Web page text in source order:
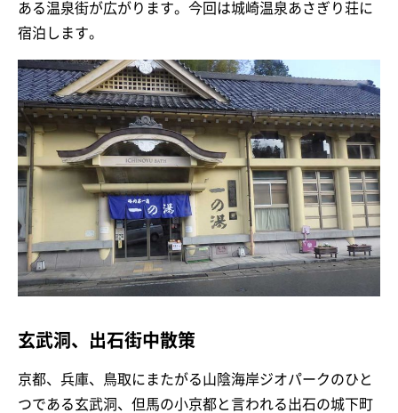
ある温泉街が広がります。今回は城崎温泉あさぎり荘に
宿泊します。
玄武洞、出石街中散策
京都、兵庫、鳥取にまたがる山陰海岸ジオパークのひと
つである玄武洞、但馬の小京都と言われる出石の城下町